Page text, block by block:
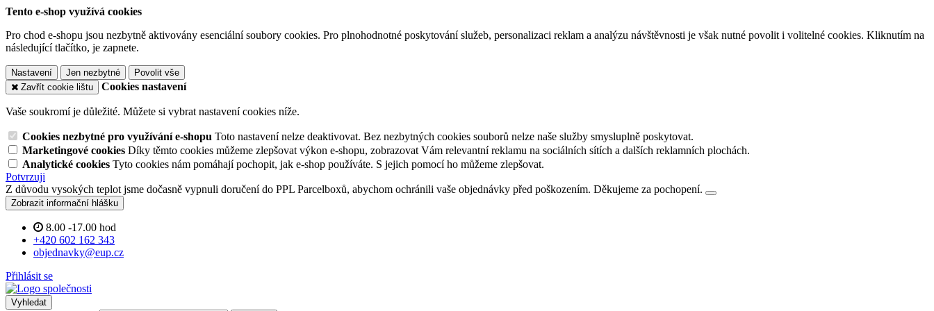
Tento e-shop využívá cookies
Pro chod e-shopu jsou nezbytně aktivovány esenciální soubory cookies. Pro plnohodnotné poskytování služeb, personalizaci reklam a analýzu návštěvnosti je však nutné povolit i volitelné cookies. Kliknutím na
následující tlačítko, je zapnete.
Nastavení Jen nezbytné
Povolit vše
Zavřít cookie lištu
Cookies nastavení
Vaše soukromí je důležité. Můžete si vybrat nastavení cookies níže.
Cookies nezbytné pro využívání e-shopu Toto nastavení nelze deaktivovat. Bez nezbytných cookies souborů nelze naše služby smysluplně poskytovat.
Marketingové cookies Díky těmto cookies můžeme zlepšovat výkon e-shopu, zobrazovat Vám relevantní reklamu na sociálních sítích a dalších reklamních plochách.
Analytické cookies Tyto cookies nám pomáhají pochopit, jak e-shop používáte. S jejich pomocí ho můžeme zlepšovat.
Potvrzuji
Z důvodu vysokých teplot jsme dočasně vypnuli doručení do PPL Parcelboxů, abychom ochránili vaše objednávky před poškozením. Děkujeme za pochopení.
Zobrazit informační hlášku
8.00 -17.00 hod
+420 602 162 343
objednavky@eup.cz
Přihlásit se
Vyhledat